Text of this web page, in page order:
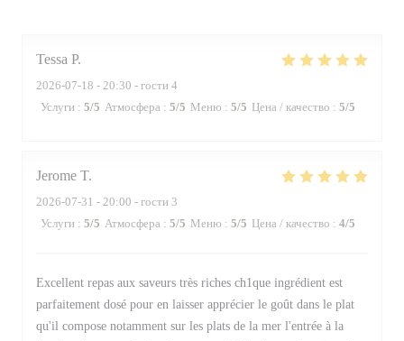
Tessa P
2026-07-18 - 20:30 - гости 4
Услуги : 5/5 Атмосфера : 5/5 Меню : 5/5 Цена / качество : 5/5
Jerome T
2026-07-31 - 20:00 - гости 3
Услуги : 5/5 Атмосфера : 5/5 Меню : 5/5 Цена / качество : 4/5
Excellent repas aux saveurs très riches ch1que ingrédient est
parfaitement dosé pour en laisser apprécier le goût dans le plat
qu'il compose notamment sur les plats de la mer l'entrée à la